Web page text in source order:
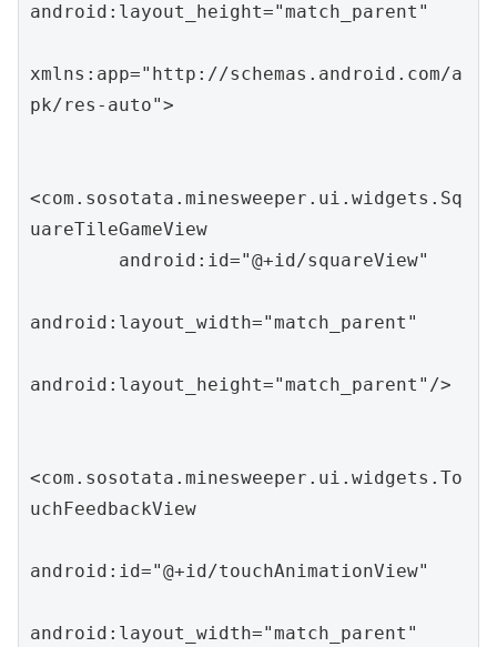
android:layout_height="match_parent"
xmlns:app="http://schemas.android.com/a
pk/res-auto">
<com.sosotata.minesweeper.ui.widgets.Sq
uareTileGameView
android:layout_width="match_parent"
android:layout_height="match_parent"/>
<com.sosotata.minesweeper.ui.widgets.To
uchFeedbackView
android:id="@+id/touchAnimationView"
android:layout_width="match_parent"